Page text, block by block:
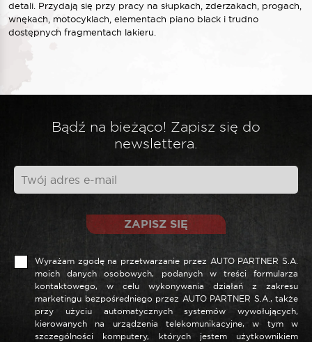
detali. Przydają się przy pracy na słupkach, zderzakach, progach,
wnękach, motocyklach, elementach piano black i trudno
dostępnych fragmentach lakieru.
Bądź na bieżąco! Zapisz się do
newslettera.
ZAPISZ SIĘ
Wyrażam zgodę na przetwarzanie przez AUTO PARTNER S.A.
moich danych osobowych, podanych w treści formularza
kontaktowego, w celu wykonywania działań z zakresu
marketingu bezpośredniego przez AUTO PARTNER S.A., także
przy użyciu automatycznych systemów wywołujących,
kierowanych na urządzenia telekomunikacyjne, w tym w
szczególności komputery, których jestem użytkownikiem